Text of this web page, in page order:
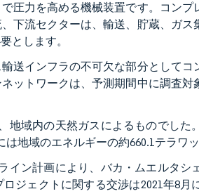
圧力を高める機械装置です。コンプ
下流セクターは、輸送、貯蔵、ガ
とします。
送インフラの不可欠な部分として
ットワークは、予測期間中に調査
地域内の天然ガスによるものでし
地域のエネルギーの約660.1テラワ
イン計画により、バカ・ムエルタシ
ジェクトに関する交渉は2021年8月